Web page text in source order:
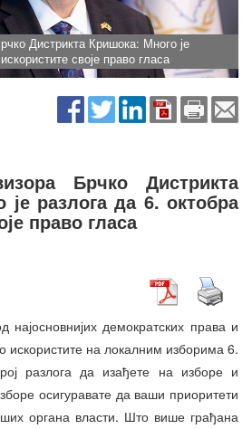
Дистрикта Кришока: Много је
своје право гласа
Брчко Дистрикта
разлога да 6. октобра
право гласа
најосновнијих демократских права и
искористите на локалним изборима 6.
разлога да изађете на изборе и
осигуравате да ваши приоритети
органа власти. Што више грађана